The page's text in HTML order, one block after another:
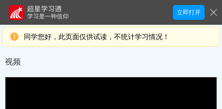
立即打开
同学您好，此页面仅供试读，不统计学习情况！
视频